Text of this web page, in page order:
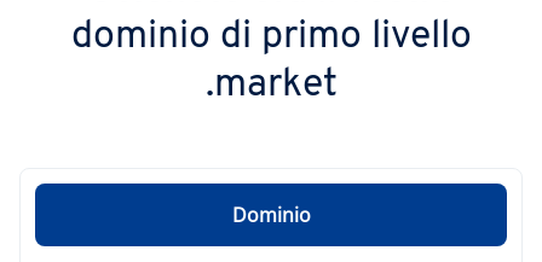
dominio di primo livello
.market
Dominio